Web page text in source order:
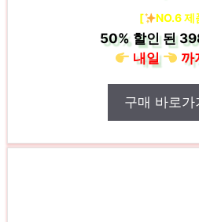
[ NO.6 제
50%할인 된
내일
까
구매 바로가